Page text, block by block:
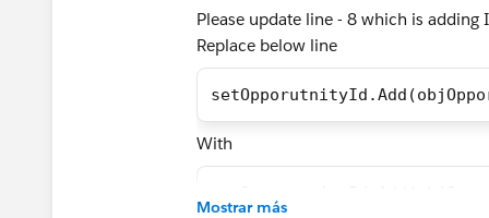
delete [SELECT Id FROM
}
Please update line - 8 which is
Replace below line
With
Mostrar más